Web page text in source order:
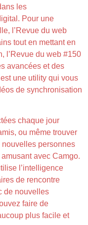
les
Pour une
l’Revue du web
tout en mettant en
l’Revue du web #150
avancées et des
une utility qui vous
de synchronisation
chaque jour
ou même trouver
nouvelles personnes
avec Camgo.
l’intelligence
de rencontre
de nouvelles
faire de
plus facile et